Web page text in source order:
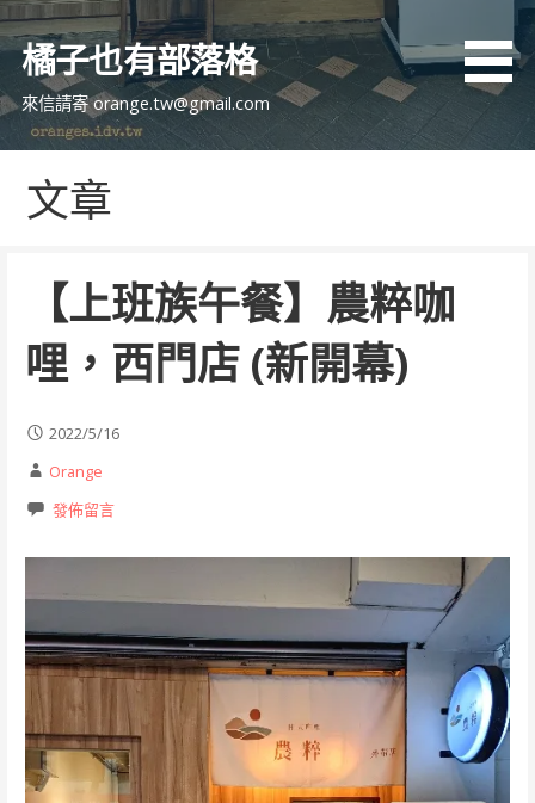
跳
至
要
橘子也有部落格
來信請寄 orange.tw@gmail.com
文章
【上班族午餐】農粹咖
哩，西門店 (新開幕)
2022/5/16
Orange
發佈留言